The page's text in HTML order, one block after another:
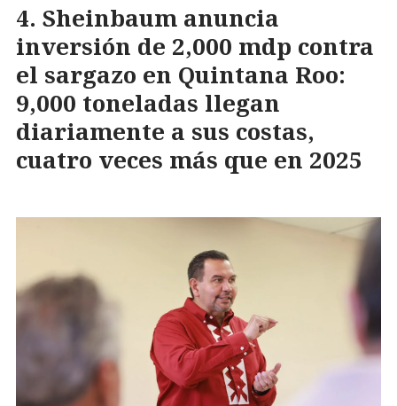
Sheinbaum anuncia
inversión de 2,000 mdp contra
el sargazo en Quintana Roo:
9,000 toneladas llegan
diariamente a sus costas,
cuatro veces más que en 2025